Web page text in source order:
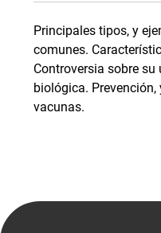
Principales tipos, y
comunes.
Controversia sobre
biológica.
vacunas.